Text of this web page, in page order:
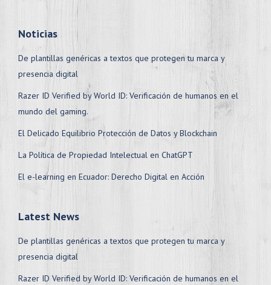
Noticias
De plantillas genéricas a textos que protegen tu marca y
presencia digital
Razer ID Verified by World ID: Verificación de humanos en el
mundo del gaming.
El Delicado Equilibrio Protección de Datos y Blockchain
La Política de Propiedad Intelectual en ChatGPT
El e-learning en Ecuador: Derecho Digital en Acción
Latest News
De plantillas genéricas a textos que protegen tu marca y
presencia digital
Razer ID Verified by World ID: Verificación de humanos en el